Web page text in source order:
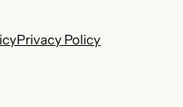
Privacy Policy